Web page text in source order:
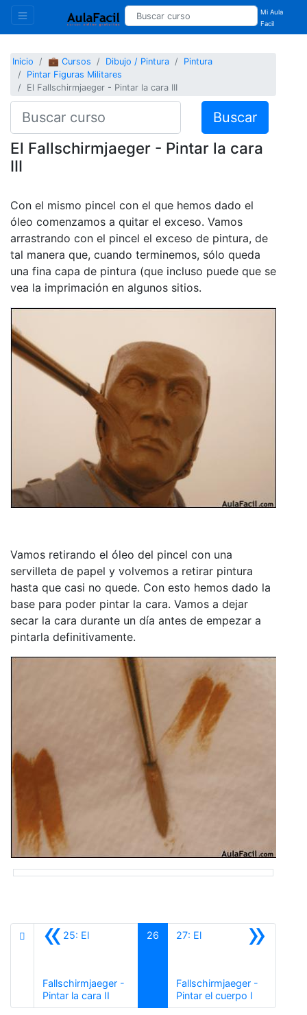
Mi Aula
Facil
Inicio 💼 Cursos Dibujo / Pintura
Pintura
Pintar Figuras Militares
El Fallschirmjaeger - Pintar la cara III
Buscar
El Fallschirmjaeger - Pintar la cara
III
Con el mismo pincel con el que hemos dado el
óleo comenzamos a quitar el exceso. Vamos
arrastrando con el pincel el exceso de pintura, de
tal manera que, cuando terminemos, sólo queda
una fina capa de pintura (que incluso puede que se
vea la imprimación en algunos sitios.
Vamos retirando el óleo del pincel con una
servilleta de papel y volvemos a retirar pintura
hasta que casi no quede. Con esto hemos dado la
base para poder pintar la cara. Vamos a dejar
secar la cara durante un día antes de empezar a
pintarla definitivamente.
«25: El
Fallschirmjaeger -
Pintar la cara II
26 »
27: El
Fallschirmjaeger -
Pintar el cuerpo ISiguiente